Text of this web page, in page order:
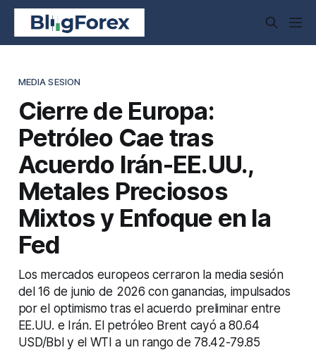
MEDIA SESION
Cierre de Europa:
Petróleo Cae tras
Acuerdo Irán-EE.UU.,
Metales Preciosos
Mixtos y Enfoque en la
Fed
Los mercados europeos cerraron la media sesión
del 16 de junio de 2026 con ganancias, impulsados
por el optimismo tras el acuerdo preliminar entre
EE.UU. e Irán. El petróleo Brent cayó a 80.64
USD/Bbl y el WTI a un rango de 78.42-79.85